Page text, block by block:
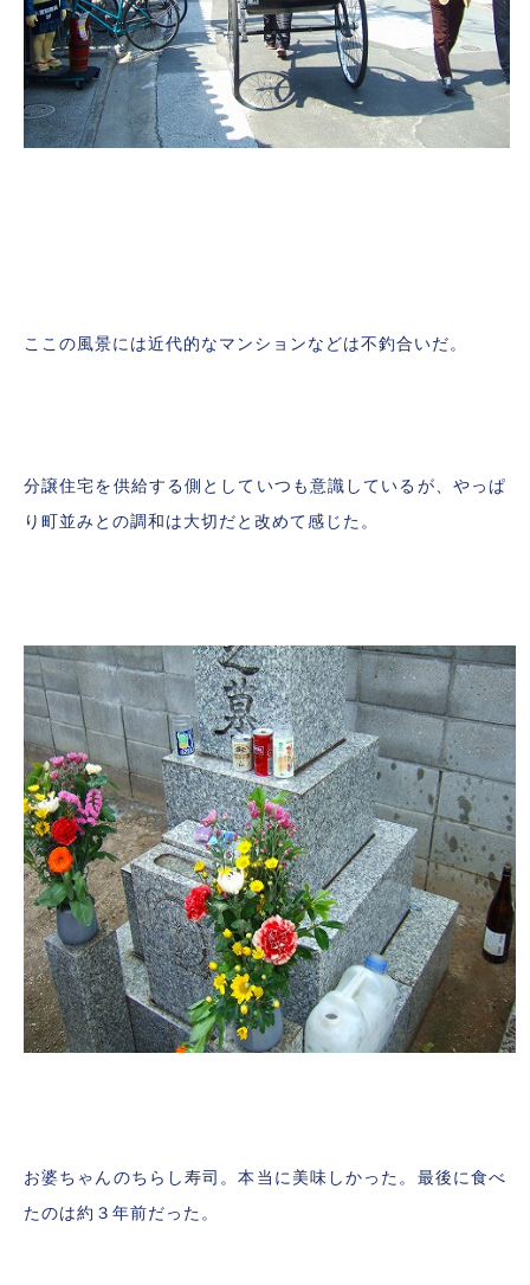
ここの風景には近代的なマンションなどは不釣合いだ。
分譲住宅を供給する側としていつも意識しているが、やっぱ
り町並みとの調和は大切だと改めて感じた。
お婆ちゃんのちらし寿司。本当に美味しかった。最後に食べ
たのは約３年前だった。